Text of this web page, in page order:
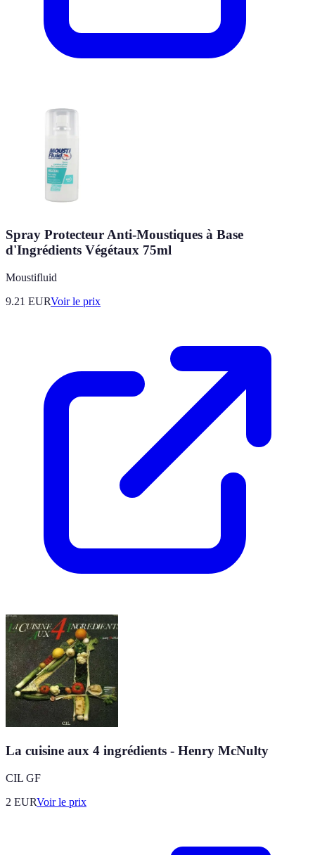
Spray Protecteur Anti-Moustiques à Base
d'Ingrédients Végétaux 75ml
Moustifluid
9.21 EURVoir le prix
La cuisine aux 4 ingrédients - Henry McNulty
CIL GF
2 EURVoir le prix